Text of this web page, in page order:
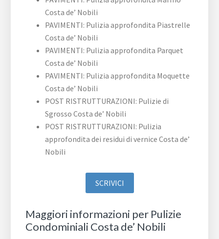
Costa de’ Nobili
PAVIMENTI: Pulizia approfondita Piastrelle
Costa de’ Nobili
PAVIMENTI: Pulizia approfondita Parquet
Costa de’ Nobili
PAVIMENTI: Pulizia approfondita Moquette
Costa de’ Nobili
POST RISTRUTTURAZIONI: Pulizie di
Sgrosso Costa de’ Nobili
POST RISTRUTTURAZIONI: Pulizia
approfondita dei residui di vernice Costa de’
Nobili
SCRIVICI
Maggiori informazioni per Pulizie
Condominiali Costa de’ Nobili